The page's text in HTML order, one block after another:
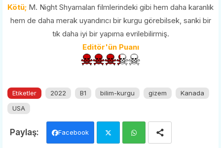
Kötü; M. Night Shyamalan filmlerindeki gibi hem daha karanlık
hem de daha merak uyandırıcı bir kurgu görebilsek, sanki bir
tık daha iyi bir yapıma evrilebilirmiş.
Editör'ün Puanı
Etiketler 2022 B1 bilim-kurgu gizem
Kanada
USA
Facebook